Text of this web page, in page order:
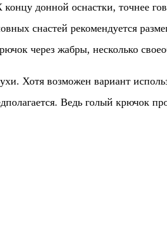
донной оснастки, точнее
снастей рекомендуется
через жабры, несколько
Хотя возможен вариант
Ведь голый крючок